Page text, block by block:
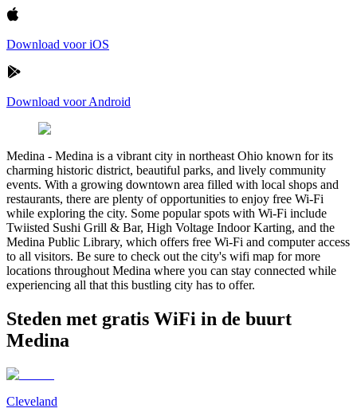
Download voor iOS
Download voor Android
Medina - Medina is a vibrant city in northeast Ohio known for its
charming historic district, beautiful parks, and lively community
events. With a growing downtown area filled with local shops and
restaurants, there are plenty of opportunities to enjoy free Wi-Fi
while exploring the city. Some popular spots with Wi-Fi include
Twiisted Sushi Grill & Bar, High Voltage Indoor Karting, and the
Medina Public Library, which offers free Wi-Fi and computer access
to all visitors. Be sure to check out the city's wifi map for more
locations throughout Medina where you can stay connected while
experiencing all that this bustling city has to offer.
Steden met gratis WiFi in de buurt
Medina
Cleveland